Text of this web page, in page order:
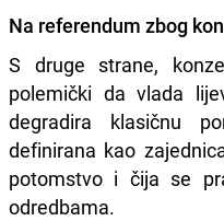
Na referendum zbog
S druge strane,
polemički da vlada
degradira klasičnu
definirana kao
potomstvo i čija se
odredbama.